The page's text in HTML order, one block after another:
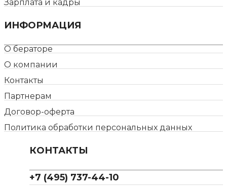
Зарплата и кадры
ИНФОРМАЦИЯ
О бераторе
О компании
Контакты
Партнерам
Договор-оферта
Политика обработки персональных данных
КОНТАКТЫ
+7 (495) 737-44-10